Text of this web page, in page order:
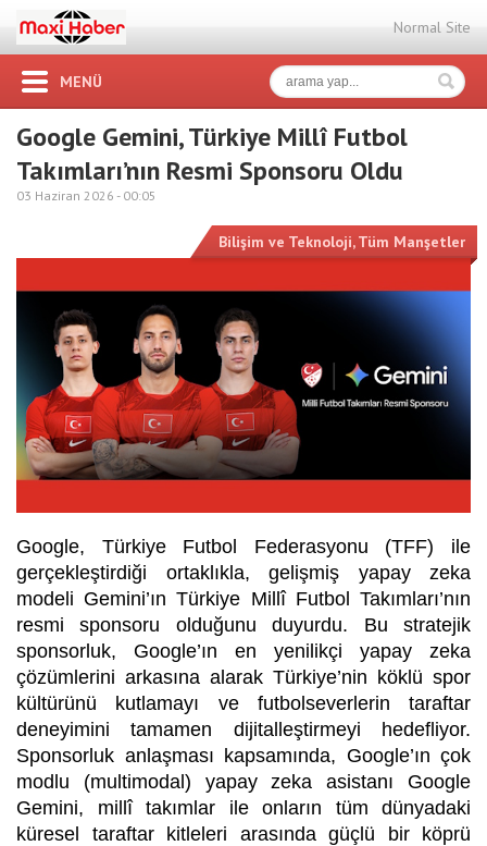
Normal Site
MENÜ
Google Gemini, Türkiye Millî Futbol
Takımları’nın Resmi Sponsoru Oldu
03 Haziran 2026 - 00:05
Bilişim ve Teknoloji,Tüm Manşetler
Google, Türkiye Futbol Federasyonu (TFF) ile
gerçekleştirdiği ortaklıkla, gelişmiş yapay zeka
modeli Gemini’ın Türkiye Millî Futbol Takımları’nın
resmi sponsoru olduğunu duyurdu. Bu stratejik
sponsorluk, Google’ın en yenilikçi yapay zeka
çözümlerini arkasına alarak Türkiye’nin köklü spor
kültürünü kutlamayı ve futbolseverlerin taraftar
deneyimini tamamen dijitalleştirmeyi hedefliyor.
Sponsorluk anlaşması kapsamında, Google’ın çok
modlu (multimodal) yapay zeka asistanı Google
Gemini, millî takımlar ile onların tüm dünyadaki
küresel taraftar kitleleri arasında güçlü bir köprü